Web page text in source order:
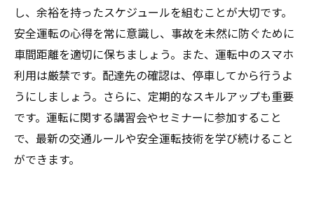
し、余裕を持ったスケジュールを組むことが大切です。
安全運転の心得を常に意識し、事故を未然に防ぐために
車間距離を適切に保ちましょう。また、運転中のスマホ
利用は厳禁です。配達先の確認は、停車してから行うよ
うにしましょう。さらに、定期的なスキルアップも重要
です。運転に関する講習会やセミナーに参加すること
で、最新の交通ルールや安全運転技術を学び続けること
ができます。